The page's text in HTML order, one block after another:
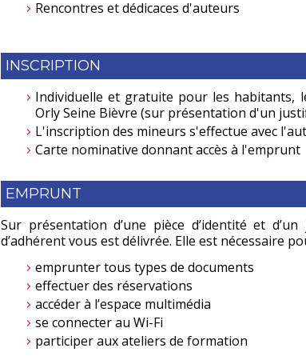
Rencontres et dédicaces d'auteurs
INSCRIPTION
Individuelle et gratuite pour les habitants,
Orly Seine Bièvre (sur présentation d'un
L'inscription des mineurs s'effectue avec
Carte nominative donnant accès à l'emprunt
EMPRUNT
Sur présentation d’une pièce d’identité et
d’adhérent vous est délivrée. Elle est nécessaire
emprunter tous types de documents
effectuer des réservations
accéder à l’espace multimédia
se connecter au Wi-Fi
participer aux ateliers de formation